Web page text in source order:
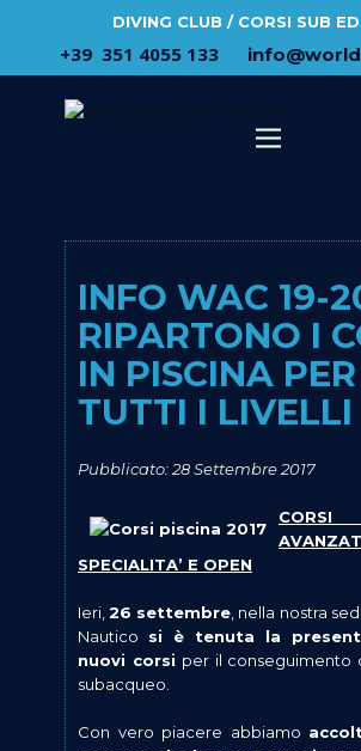
DIVING CLUB / CORSI SUB
​+39 ​ ​351 4055 133
INFO WAC 19-
RIPARTONO I
IN PISCINA PER
TUTTI I LIVELLI
Pubblicato: 28 Settembre 2017
SPECIALITA’ E OPEN
Ieri,26 settembre , nella nostra
Nautico si è tenuta la
nuovi corsi per il conseguimento
subacqueo.
Con vero piacere abbiamo